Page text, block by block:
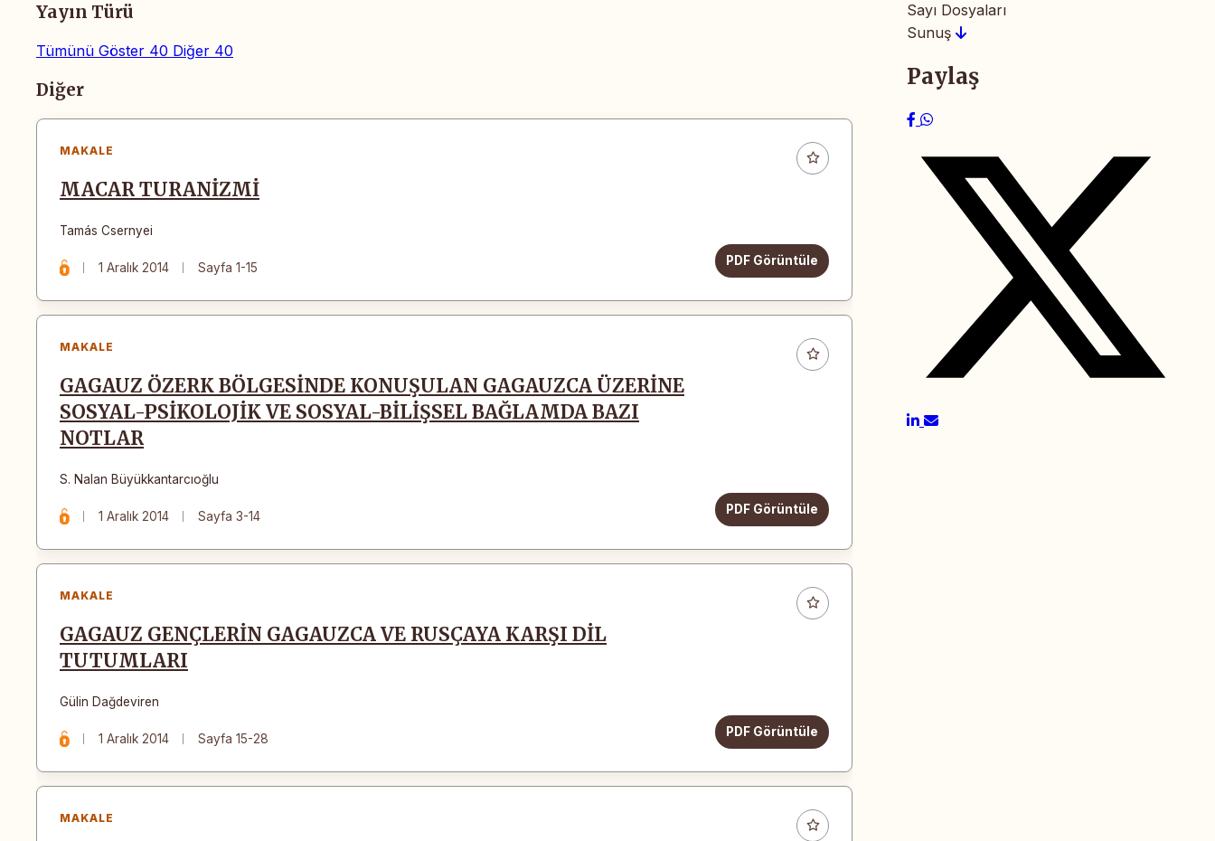
Yayın Türü
Tümünü Göster 40 Diğer 40
Makaleler
Diğer
MAKALE
MACAR TURANİZMİ
Tamás Csernyei
1 Aralık 2014 Sayfa 1-15 PDF Görüntüle
MAKALE
GAGAUZ ÖZERK BÖLGESİNDE KONUŞULAN GAGAUZCA ÜZERİNE
SOSYAL-PSİKOLOJİK VE SOSYAL-BİLİŞSEL BAĞLAMDA BAZI
NOTLAR
S. Nalan Büyükkantarcıoğlu
1 Aralık 2014 Sayfa 3-14 PDF Görüntüle
MAKALE
GAGAUZ GENÇLERİN GAGAUZCA VE RUSÇAYA KARŞI DİL
TUTUMLARI
Gülin Dağdeviren
1 Aralık 2014 Sayfa 15-28 PDF Görüntüle
MAKALE
Sayı Dosyaları
Sunuş
Paylaş